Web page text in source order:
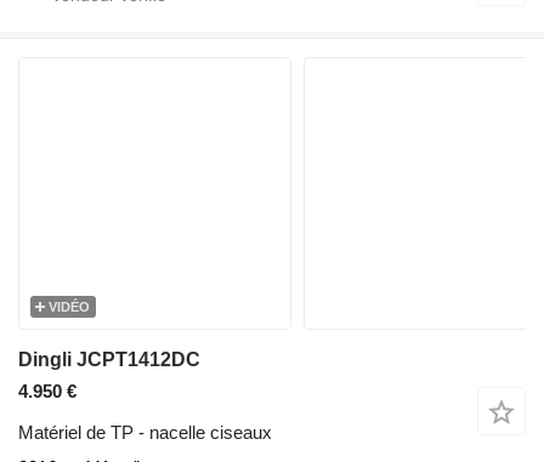
VIDÉO
Dingli JCPT1412DC
4.950 €
Matériel de TP - nacelle ciseaux